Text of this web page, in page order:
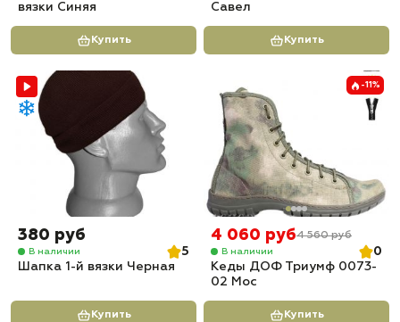
вязки Синяя
Купить
Савел
Купить
380 руб
В наличии
5
Шапка 1-й вязки Черная
Купить
-11%
4 060 руб4 560 руб
В наличии
0
Кеды ДОФ Триумф 0073-
02 Мос
Купить